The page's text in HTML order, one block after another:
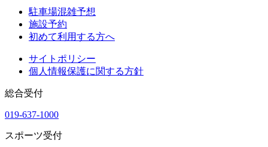
駐車場混雑予想
施設予約
初めて利用する方へ
サイトポリシー
個人情報保護に関する方針
総合受付
019-637-1000
スポーツ受付